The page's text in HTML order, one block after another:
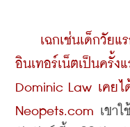
เฉกเช่นเด็กวัย
อินเทอร์เน็ตเป็นครั้ง
Dominic Law เคยไ
Neopets.com เขา